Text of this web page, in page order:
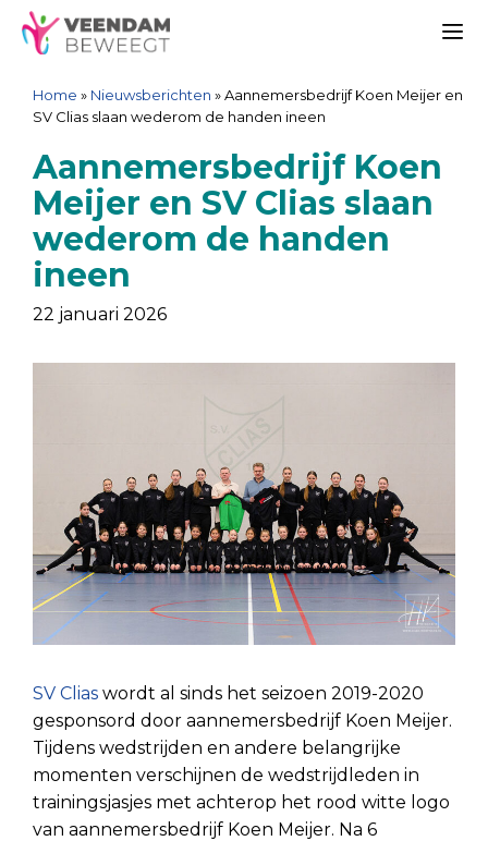
Ga
naar
inhoud
Spring
naar
navigatie
Sitemap
Ga
naar
inhoud
Home » Nieuwsberichten »Aannemersbedrijf Koen Meijer en
SV Clias slaan wederom de handen ineen
Aannemersbedrijf Koen
Meijer en SV Clias slaan
wederom de handen
ineen
22 januari 2026
SV Clias wordt al sinds het seizoen 2019-2020
gesponsord door aannemersbedrijf Koen Meijer.
Tijdens wedstrijden en andere belangrijke
momenten verschijnen de wedstrijdleden in
trainingsjasjes met achterop het rood witte logo
van aannemersbedrijf Koen Meijer. Na 6